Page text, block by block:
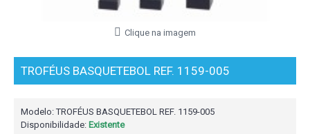
Clique na imagem
TROFÉUS BASQUETEBOL REF. 1159-005
Modelo:TROFÉUS BASQUETEBOL REF. 1159-005
Disponibilidade: Existente